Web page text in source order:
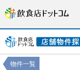
物件一覧